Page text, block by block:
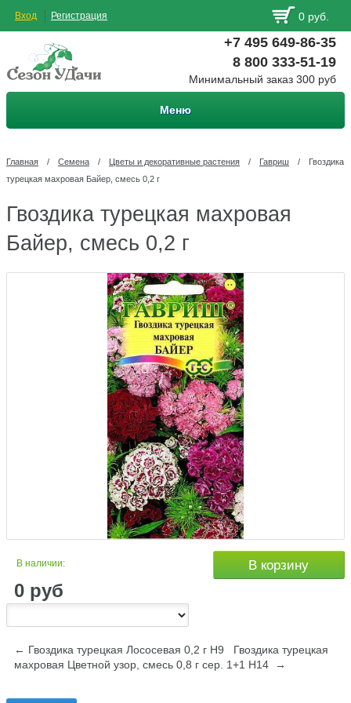
Вход Регистрация 0 руб.
+7 495 649-86-35
8 800 333-51-19
Минимальный заказ 300 руб
Меню
Главная / Семена / Цветы и декоративные растения / Гавриш /
Гвоздика
турецкая махровая Байер, смесь 0,2 г
Гвоздика турецкая махровая
Байер, смесь 0,2 г
В наличии:
0 руб
В корзину
← Гвоздика турецкая Лососевая 0,2 г Н9
Гвоздика турецкая
махровая Цветной узор, смесь 0,8 г сер. 1+1 Н14 →